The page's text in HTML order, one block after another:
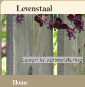
Levenstaal
Home